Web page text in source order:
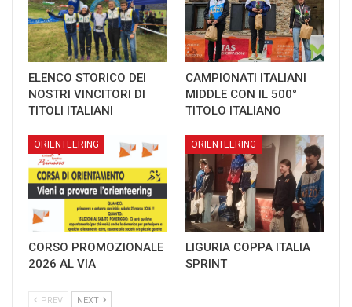
ELENCO STORICO DEI
NOSTRI VINCITORI DI
TITOLI ITALIANI
CAMPIONATI ITALIANI
MIDDLE CON IL 500°
TITOLO ITALIANO
ORIENTEERING
CORSO PROMOZIONALE
2026 AL VIA
ORIENTEERING
LIGURIA COPPA ITALIA
SPRINT
PREV NEXT